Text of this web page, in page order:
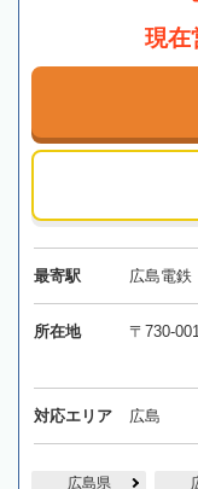
現在
最寄駅 広島電鉄
所在地 〒730-
対応エリア 広島
広島県